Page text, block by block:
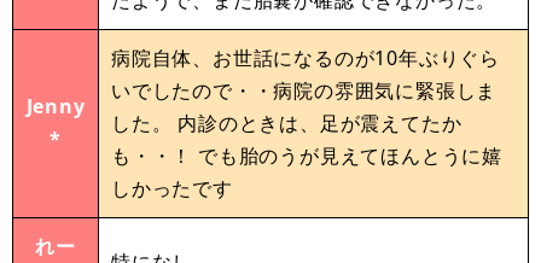
Jenny
*
病院自体、お世話になるのが10年ぶりぐら
いでしたので・・病院の雰囲気に緊張しま
した。 内診のときは、足が震えてたか
も・・！ でも胎のうが見えてほんとうに嬉
しかったです
れー